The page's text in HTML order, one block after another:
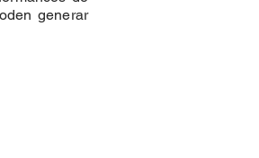
generar